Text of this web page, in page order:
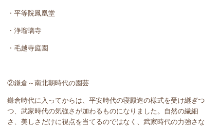
・平等院鳳凰堂
・浄瑠璃寺
・毛越寺庭園
②鎌倉～南北朝時代の園芸
鎌倉時代に入ってからは、平安時代の寝殿造の様式を受け継ぎつ
つ、武家時代の気強さが加わるものになりました。自然の繊細
さ、美しさだけに視点を当てるのではなく、武家時代の力強さな